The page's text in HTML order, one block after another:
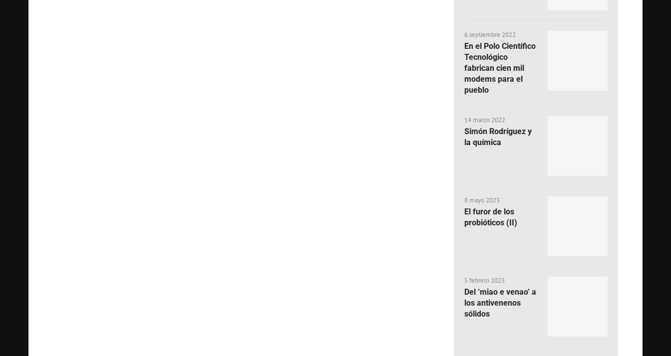
6 septiembre 2022
En el Polo Científico
Tecnológico
fabrican cien mil
modems para el
pueblo
14 marzo 2022
Simón Rodríguez y
la química
8 mayo 2023
El furor de los
probióticos (II)
5 febrero 2023
Del ‘miao e venao’ a
los antivenenos
sólidos